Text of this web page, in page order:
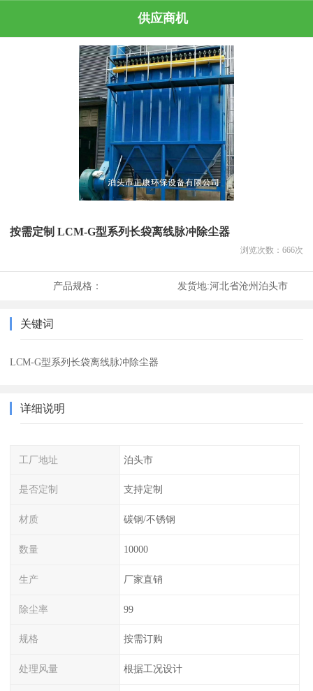
供应商机
按需定制 LCM-G型系列长袋离线脉冲除尘器
浏览次数： 666次
产品规格： 发货地:河北省沧州泊头市
关键词
LCM-G型系列长袋离线脉冲除尘器
详细说明
工厂地址 泊头市
是否定制 支持定制
材质 碳钢/不锈钢
数量 10000
生产 厂家直销
除尘率 99
规格 按需订购
处理风量 根据工况设计